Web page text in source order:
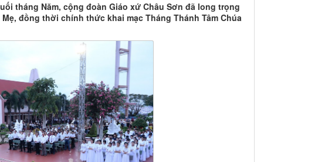
tháng Năm, cộng đoàn Giáo xứ Châu Sơn đã long trọng
đồng thời chính thức khai mạc Tháng Thánh Tâm Chúa